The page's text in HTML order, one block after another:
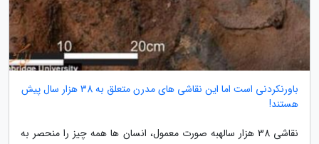
باورنکردنی است اما این نقاشی های مدرن متعلق به 38 هزار سال پیش
هستند!
نقاشی 38 هزار سالهبه صورت معمول، انسان ها همه چیز را منحصر به